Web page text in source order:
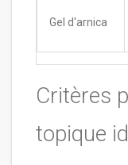
Gel d'arnica
Critères
topique